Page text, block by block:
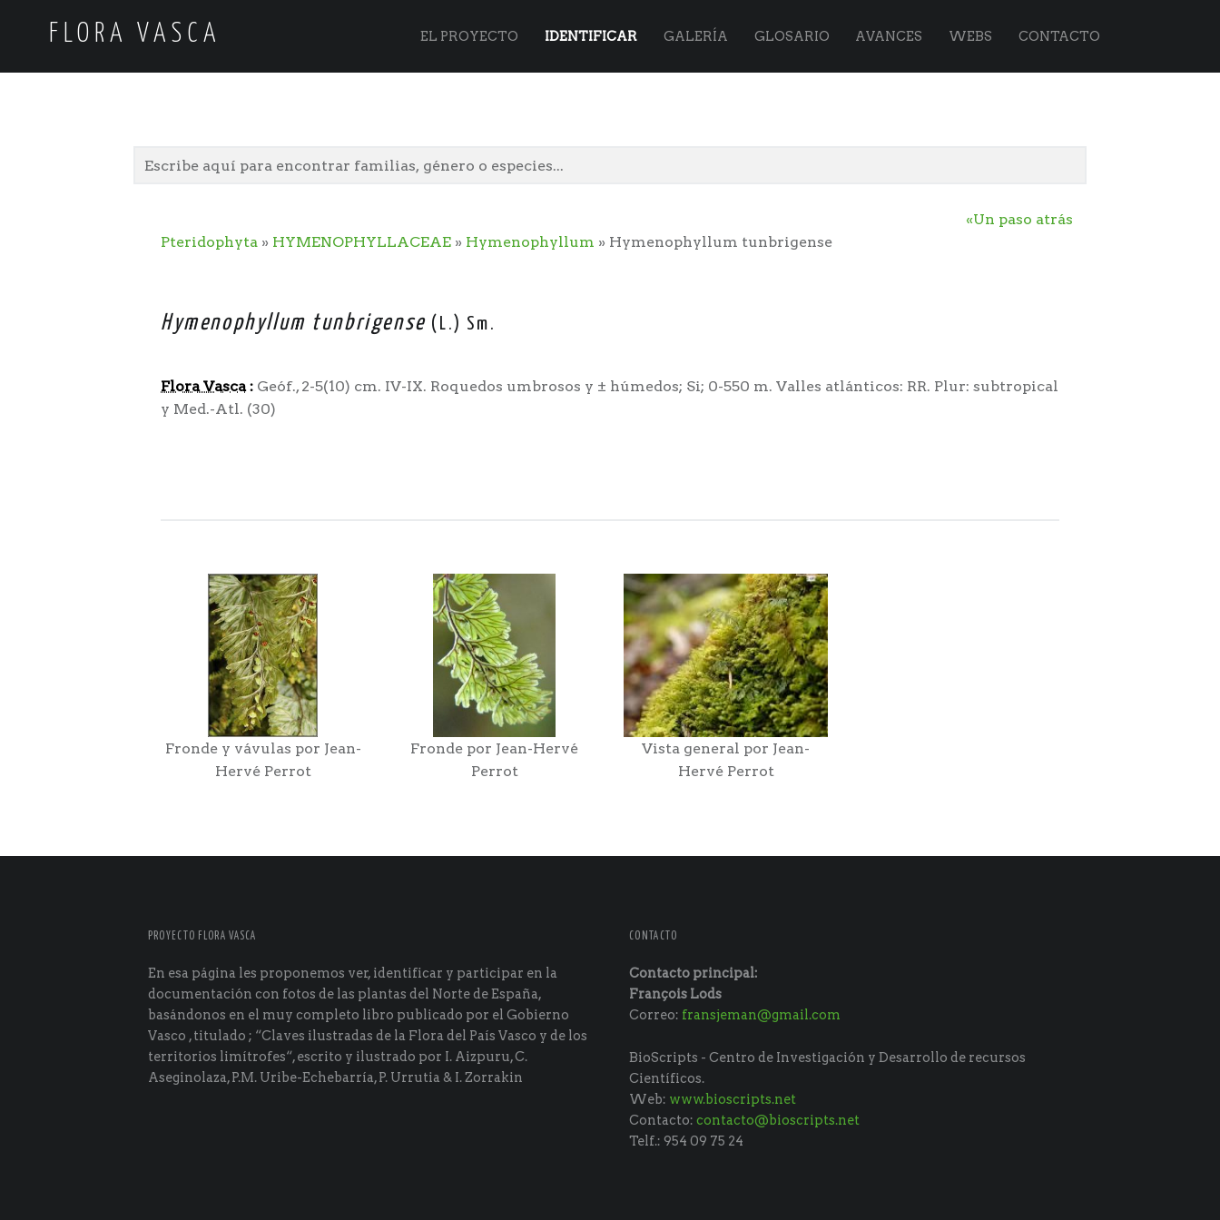
FLORA VASCA Flora
navigation
Skip
EL PROYECTO IDENTIFICAR GALERÍA GLOSARIO AVANCES WEBS CONTACTO
«Un paso atrás
Pteridophyta » HYMENOPHYLLACEAE » Hymenophyllum » Hymenophyllum tunbrigense
Hymenophyllum tunbrigense (L.) Sm.
Flora Vasca: Geóf., 2-5(10) cm. IV-IX. Roquedos umbrosos y ± húmedos; Si; 0-550 m. Valles atlánticos: RR. Plur: subtropical
y Med.-Atl. (30)
Fronde y vávulas por Jean-
Hervé Perrot
Fronde por Jean-Hervé
Perrot
Vista general por Jean-
Hervé Perrot
PROYECTO FLORA VASCA
En esa página les proponemos ver, identificar y participar en la
documentación con fotos de las plantas del Norte de España,
basándonos en el muy completo libro publicado por el Gobierno
Vasco , titulado ; “Claves ilustradas de la Flora del País Vasco y de los
territorios limítrofes“, escrito y ilustrado por I. Aizpuru, C.
Aseginolaza, P.M. Uribe-Echebarría, P. Urrutia & I. Zorrakin
CONTACTO
Contacto principal:
François Lods
Correo: fransjeman@gmail.com
BioScripts - Centro de Investigación y Desarrollo de recursos
Científicos.
Web: www.bioscripts.net
Contacto:contacto@bioscripts.net
Telf.: 954 09 75 24